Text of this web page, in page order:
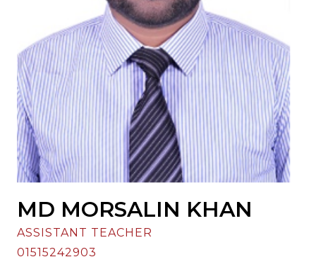
MD MORSALIN KHAN
ASSISTANT TEACHER
01515242903